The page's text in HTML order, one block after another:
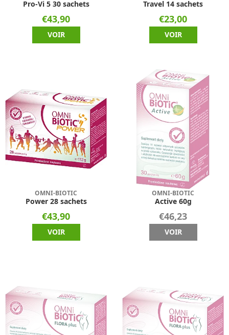
Pro-Vi 5 30 sachets
€43,90
VOIR
Travel 14 sachets
€23,00
VOIR
OMNI-BIOTIC
Power 28 sachets
€43,90
VOIR
OMNI-BIOTIC
Active 60g
€46,23
VOIR